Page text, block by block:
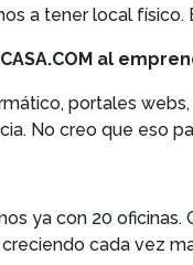
a tener local
al
portales
No creo que eso
ya con 20
cada vez